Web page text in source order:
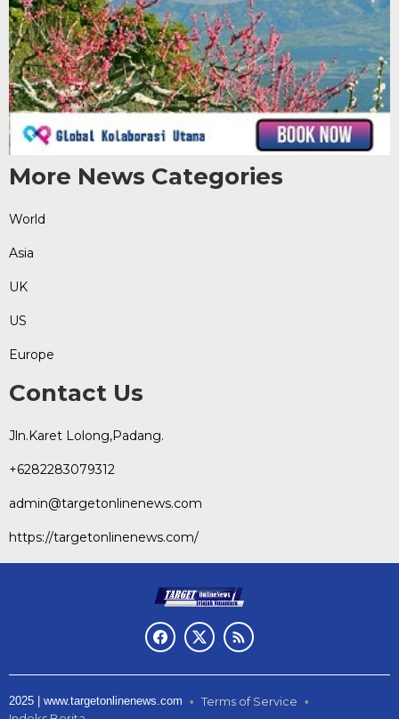
More News Categories
World
Asia
UK
US
Europe
Contact Us
Jln.Karet Lolong,Padang.
+6282283079312
admin@targetonlinenews.com
https://targetonlinenews.com/
2025 | www.targetonlinenews.com
Terms of Service